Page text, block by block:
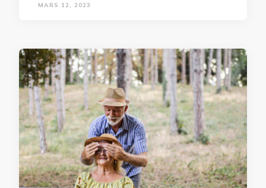
MARS 12, 2023